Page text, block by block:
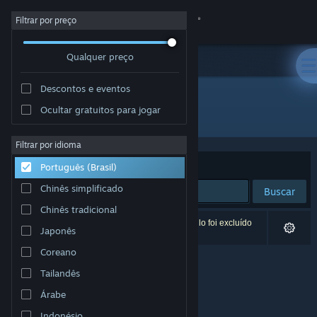
Iniciar sessão
Sobre
Suporte
Alterar idioma
Baixe o aplicativo móvel do Steam
Ver versão para computadores
Filtrar por preço
Qualquer preço
Descontos e eventos
Ocultar gratuitos para jogar
Filtrar por idioma
Português (Brasil)
Chinês simplificado
Chinês tradicional
Japonês
Coreano
Tailandês
Árabe
Desenvolvedor: FujiCubeSoft
Ordenar por Relevância
Buscar
0 resultados correspondem à sua busca. Um título foi excluído
de acordo com as suas preferências.